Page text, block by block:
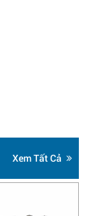
Xem Tất Cả